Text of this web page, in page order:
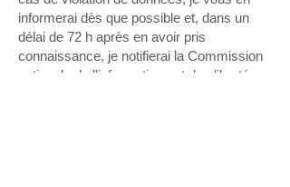
informerai dès que possible et, dans un
délai de 72 h après en avoir pris
connaissance, je notifierai la Commission
nationale de l’informatique et des libertés